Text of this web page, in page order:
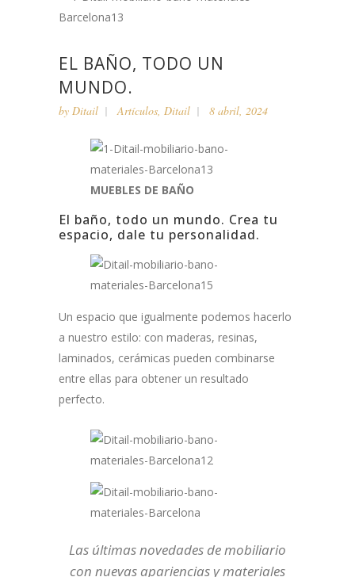
EL BAÑO, TODO UN
MUNDO.
by Ditail Artículos, Ditail 8 abril, 2024
MUEBLES DE BAÑO
El baño, todo un mundo. Crea tu
espacio, dale tu personalidad.
Un espacio que igualmente podemos hacerlo
a nuestro estilo: con maderas, resinas,
laminados, cerámicas pueden combinarse
entre ellas para obtener un resultado
perfecto.
Las últimas novedades de mobiliario
con nuevas apariencias y materiales